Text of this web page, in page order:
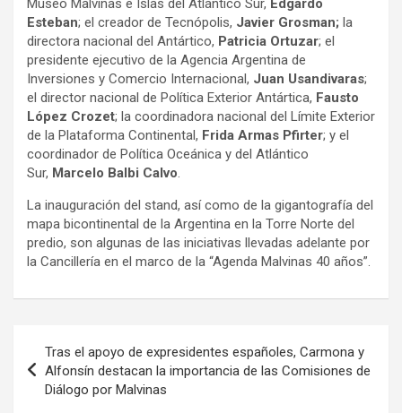
Museo Malvinas e Islas del Atlántico Sur, Edgardo
Esteban; el creador de Tecnópolis, Javier Grosman; la
directora nacional del Antártico, Patricia Ortuzar; el
presidente ejecutivo de la Agencia Argentina de
Inversiones y Comercio Internacional, Juan Usandivaras;
el director nacional de Política Exterior Antártica, Fausto
López Crozet; la coordinadora nacional del Límite Exterior
de la Plataforma Continental, Frida Armas Pfirter; y el
coordinador de Política Oceánica y del Atlántico
Sur, Marcelo Balbi Calvo.
La inauguración del stand, así como de la gigantografía del
mapa bicontinental de la Argentina en la Torre Norte del
predio, son algunas de las iniciativas llevadas adelante por
la Cancillería en el marco de la “Agenda Malvinas 40 años”.
de
entradas
Tras el apoyo de expresidentes españoles, Carmona y
Alfonsín destacan la importancia de las Comisiones de
Diálogo por Malvinas